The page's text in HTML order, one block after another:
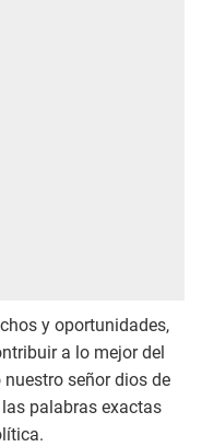
y oportunidades,
a lo mejor del
señor dios de
palabras exactas